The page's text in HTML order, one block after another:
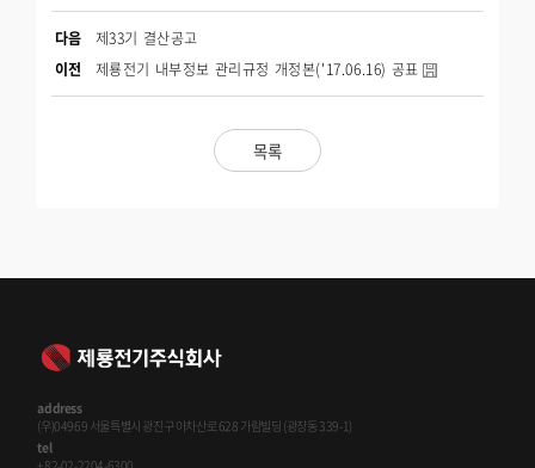
목록
다음
제33기 결산공고
이전 제룡전기 내부정보 관리규정 개정본('17.06.16) 공표
address
(우)04969 서울특별시 광진구 아차산로 628 가람빌딩 (광장동 339-1)
tel